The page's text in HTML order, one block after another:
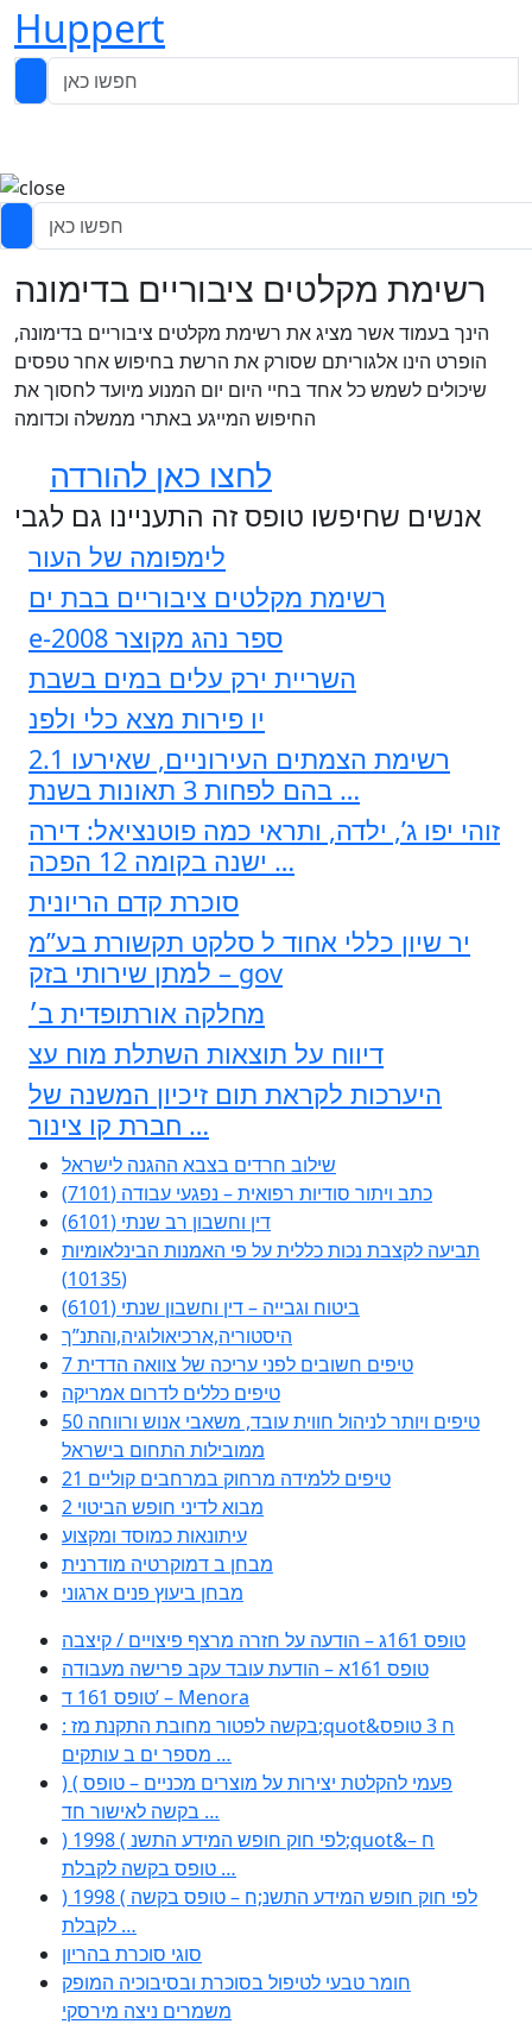
Huppert
רשימת מקלטים ציבוריים בדימונה
הינך בעמוד אשר מציג את רשימת מקלטים ציבוריים בדימונה,
הופרט הינו אלגוריתם שסורק את הרשת בחיפוש אחר טפסים
שיכולים לשמש כל אחד בחיי היום יום המנוע מיועד לחסוך את
החיפוש המייגע באתרי ממשלה וכדומה
לחצו כאן להורדה
אנשים שחיפשו טופס זה התעניינו גם לגבי
לימפומה של העור
רשימת מקלטים ציבוריים בבת ים
e-2008 ספר נהג מקוצר
השריית ירק עלים במים בשבת
יו פירות מצא כלי ולפנ
2.1 רשימת הצמתים העירוניים, שאירעו
בהם לפחות 3 תאונות בשנת …
זוהי יפו ג’, ילדה, ותראי כמה פוטנציאל: דירה
ישנה בקומה 12 הפכה …
סוכרת קדם הריונית
יר שיון כללי אחוד ל סלקט תקשורת בע”מ
למתן שירותי בזק – gov
מחלקה אורתופדית ב׳
דיווח על תוצאות השתלת מוח עצ
היערכות לקראת תום זיכיון המשנה של
חברת קו צינור …
שילוב חרדים בצבא ההגנה לישראל
כתב ויתור סודיות רפואית – נפגעי עבודה (7101)
דין וחשבון רב שנתי (6101)
תביעה לקצבת נכות כללית על פי האמנות הבינלאומיות
(10135)
ביטוח וגבייה – דין וחשבון שנתי (6101)
היסטוריה,ארכיאולוגיה,והתנ”ך
7 טיפים חשובים לפני עריכה של צוואה הדדית
טיפים כללים לדרום אמריקה
50 טיפים ויותר לניהול חווית עובד, משאבי אנוש ורווחה
ממובילות התחום בישראל
21 טיפים ללמידה מרחוק במרחבים קוליים
מבוא לדיני חופש הביטוי 2
עיתונאות כמוסד ומקצוע
מבחן ב דמוקרטיה מודרנית
מבחן ביעוץ פנים ארגוני
טופס 161ג – הודעה על חזרה מרצף פיצויים / קיצבה
טופס 161א – הודעת עובד עקב פרישה מעבודה
טופס 161 ד’ – Menora
: בקשה לפטור מחובת התקנת מז;quot&ח 3 טופס
מספר ים ב עותקים …
) ( פעמי להקלטת יצירות על מוצרים מכניים – טופס
בקשה לאישור חד …
) 1998 ( לפי חוק חופש המידע התשנ;quot&ח –
טופס בקשה לקבלת …
) 1998 ( לפי חוק חופש המידע התשנ;ח – טופס בקשה
לקבלת …
סוגי סוכרת בהריון
חומר טבעי לטיפול בסוכרת ובסיבוכיה המופק
משמרים ניצה מירסקי